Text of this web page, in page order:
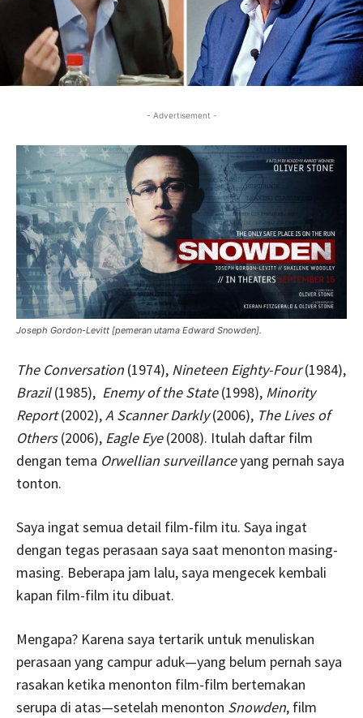
- Advertisement -
Joseph Gordon-Levitt [pemeran utama Edward Snowden].
The Conversation (1974), Nineteen Eighty-Four(1984),
Brazil(1985), Enemy of the State(1998), Minority
Report(2002),A Scanner Darkly(2006), The Lives of
Others(2006), Eagle Eye(2008). Itulah daftar film
dengan tema Orwellian surveillanceyang pernah saya
tonton.
Saya ingat semua detail film-film itu. Saya ingat
dengan tegas perasaan saya saat menonton masing-
masing. Beberapa jam lalu, saya mengecek kembali
kapan film-film itu dibuat.
Mengapa? Karena saya tertarik untuk menuliskan
perasaan yang campur aduk—yang belum pernah saya
rasakan ketika menonton film-film bertemakan
serupa di atas—setelah menonton Snowden, film